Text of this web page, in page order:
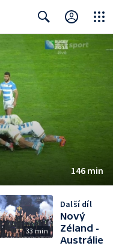
Search Close
146 min
33 min
Další díl
Nový
Zéland -
Austrálie